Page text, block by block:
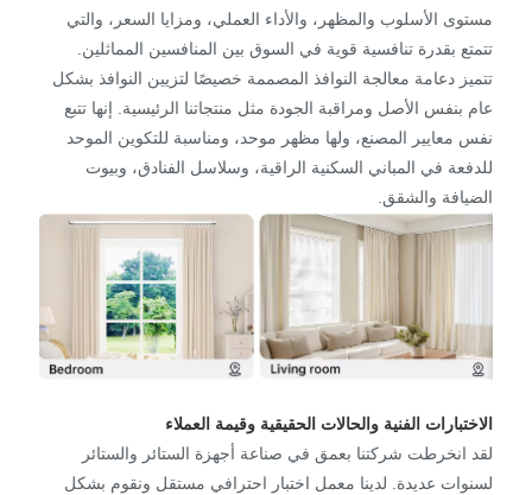
مستوى الأسلوب والمظهر، والأداء العملي، ومزايا السعر، والتي
تتمتع بقدرة تنافسية قوية في السوق بين المنافسين المماثلين.
تتميز دعامة معالجة النوافذ المصممة خصيصًا لتزيين النوافذ بشكل
عام بنفس الأصل ومراقبة الجودة مثل منتجاتنا الرئيسية. إنها تتبع
نفس معايير المصنع، ولها مظهر موحد، ومناسبة للتكوين الموحد
للدفعة في المباني السكنية الراقية، وسلاسل الفنادق، وبيوت
الضيافة والشقق.
الاختبارات الفنية والحالات الحقيقية وقيمة العملاء
لقد انخرطت شركتنا بعمق في صناعة أجهزة الستائر والستائر
لسنوات عديدة. لدينا معمل اختبار احترافي مستقل ونقوم بشكل